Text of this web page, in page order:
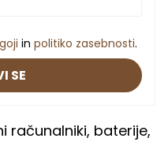
in politiko zasebnosti.
SE
računalniki, baterije,